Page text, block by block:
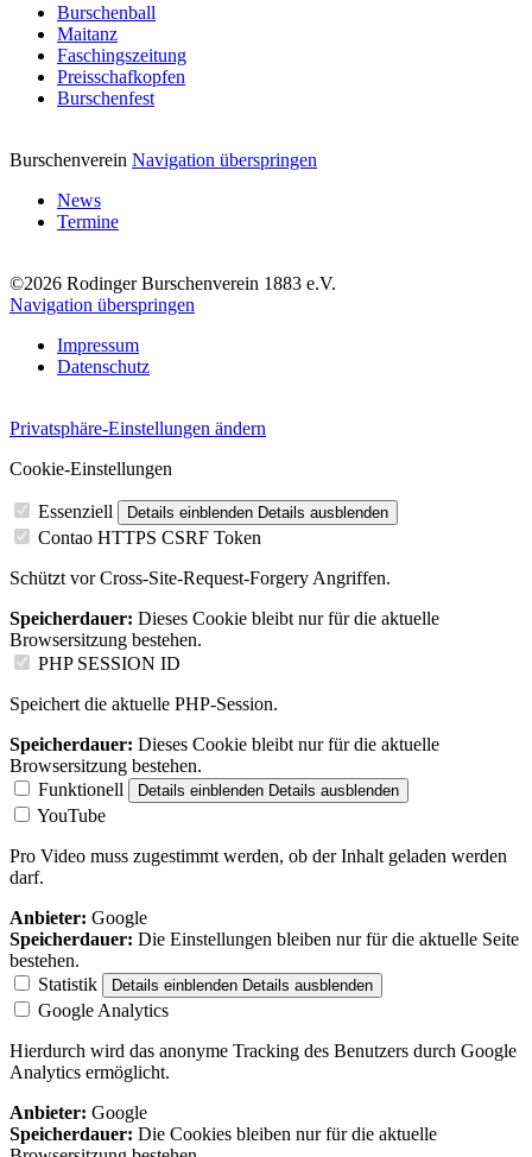
Burschenball
Maitanz
Faschingszeitung
Preisschafkopfen
Burschenfest
Burschenverein Navigation überspringen
News
Termine
©2026 Rodinger Burschenverein 1883 e.V.
Navigation überspringen
Impressum
Datenschutz
Privatsphäre-Einstellungen ändern
Cookie-Einstellungen
Essenziell Details einblenden Details ausblenden
Contao HTTPS CSRF Token
Schützt vor Cross-Site-Request-Forgery Angriffen.
Speicherdauer: Dieses Cookie bleibt nur für die aktuelle
Browsersitzung bestehen.
PHP SESSION ID
Speichert die aktuelle PHP-Session.
Speicherdauer: Dieses Cookie bleibt nur für die aktuelle
Browsersitzung bestehen.
Funktionell
Details einblenden Details ausblenden
YouTube
Pro Video muss zugestimmt werden, ob der Inhalt geladen werden
darf.
Anbieter: Google
Speicherdauer: Die Einstellungen bleiben nur für die aktuelle Seite
bestehen.
Statistik
Details einblenden Details ausblenden
Google Analytics
Hierdurch wird das anonyme Tracking des Benutzers durch Google
Analytics ermöglicht.
Anbieter: Google
Speicherdauer: Die Cookies bleiben nur für die aktuelle